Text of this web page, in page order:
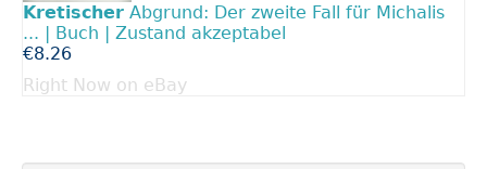
Kretischer Abgrund: Der zweite Fall für Michalis
... | Buch | Zustand akzeptabel
€8.26
Right Now on eBay